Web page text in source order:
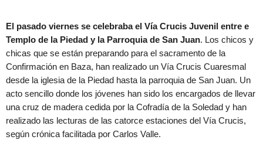
El pasado viernes se celebraba el Vía Crucis Juvenil entre e
Templo de la Piedad y la Parroquia de San Juan. Los chicos y
chicas que se están preparando para el sacramento de la
Confirmación en Baza, han realizado un Vía Crucis Cuaresmal
desde la iglesia de la Piedad hasta la parroquia de San Juan. Un
acto sencillo donde los jóvenes han sido los encargados de llevar
una cruz de madera cedida por la Cofradía de la Soledad y han
realizado las lecturas de las catorce estaciones del Vía Crucis,
según crónica facilitada por Carlos Valle.